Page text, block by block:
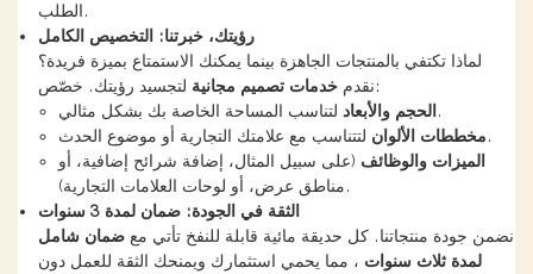
الطلب.
رؤيتك، خبرتنا: التخصيص الكامل
لماذا تكتفي بالمنتجات الجاهزة بينما يمكنك الاستمتاع بميزة فريدة؟
نقدمخدمات تصميم مجانية
لتجسيد رؤيتك. خصّص:
الحجم والأبعاد لتناسب المساحة الخاصة بك بشكل مثالي.
مخططات الألوانلتتناسب مع علامتك التجارية أو موضوع الحدث.
الميزات والوظائف (على سبيل المثال، إضافة شرائح إضافية، أو
مناطق عرض، أو لوحات العلامات التجارية).
الثقة في الجودة: ضمان لمدة 3 سنوات
نضمن جودة منتجاتنا. كل حديقة مائية قابلة للنفخ تأتي معضمان شامل
لمدة ثلاث سنوات ، مما يحمي استثمارك ويمنحك الثقة للعمل دون